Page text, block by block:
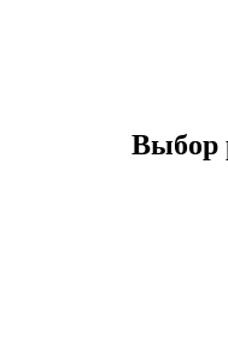
Выбор